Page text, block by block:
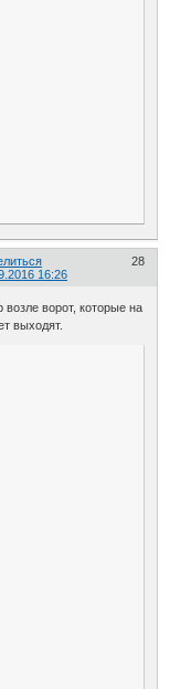
28
16:26
возле ворот, которые на
выходят.